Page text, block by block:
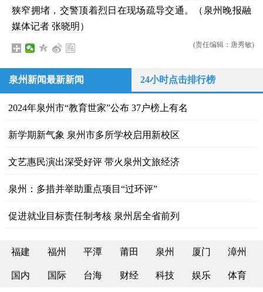
狭窄拥堵，交警顶着烈日在现场疏导交通。（泉州晚报融
媒体记者 张晓明）
(责任编辑：唐秀敏)
泉州新闻最新新闻 24小时点击排行榜
2024年泉州市“教育世家”公布 37户榜上有名
新学期新气象 泉州市多所学校启用新校区
文艺惠民演出深受好评 带火泉州文旅经济
泉州：多措并举助重点项目“过环评”
促进就业目标责任制考核 泉州居全省前列
福建 福州 平潭 莆田 泉州 厦门 漳州
国内 国际 台海 财经 科技 娱乐 体育